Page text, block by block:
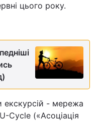
цього року.
екскурсій - мережа
Cycle («Асоціація